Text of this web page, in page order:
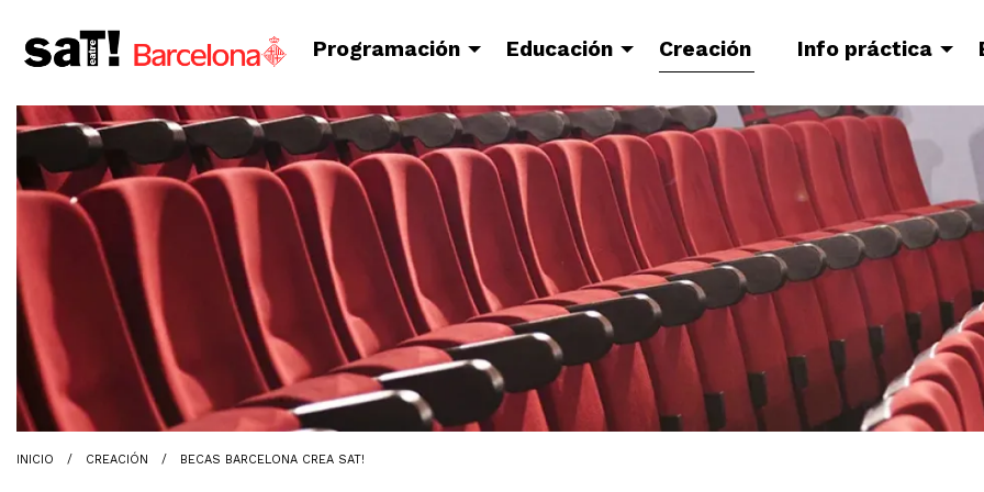
Programación Educación Creación Info práctica
INICIO CREACIÓN BECAS BARCELONA CREA SAT!